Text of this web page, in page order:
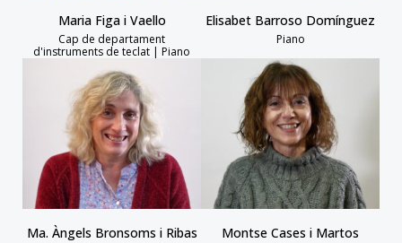
Maria Figa i Vaello
Cap de departament
d'instruments de teclat | Piano
Elisabet Barroso Domínguez
Piano
Ma. Àngels Bronsoms i Ribas Montse Cases i Martos